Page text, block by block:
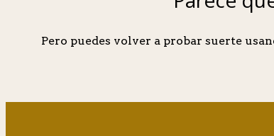
Pero puedes volver a probar suerte